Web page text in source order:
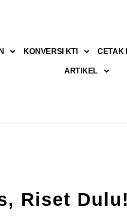
KONVERSI KTI CETAK
ARTIKEL
Riset